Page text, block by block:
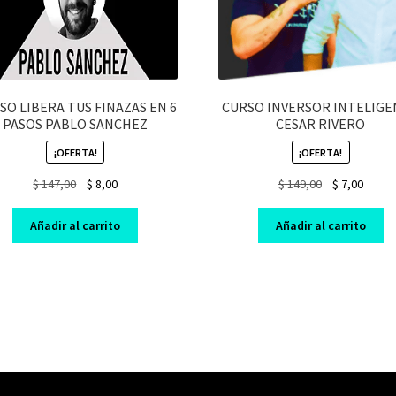
LIBERA TUS FINAZAS EN 6
PASOS PABLO SANCHEZ
¡OFERTA!
$147,00
Original
was:
$ 147,00.
$ 8,00Current
is:
$ 8,00.
Añadir al carrito
CURSO INVERSOR
CESAR RIVERO
¡OFERTA!
$149,00
Original
was:
$ 149,00.
$ 7,00Current
is:
$ 7,00.
Añadir al carrito